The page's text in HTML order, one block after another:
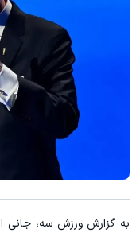
به گزارش ورزش سه، جانی